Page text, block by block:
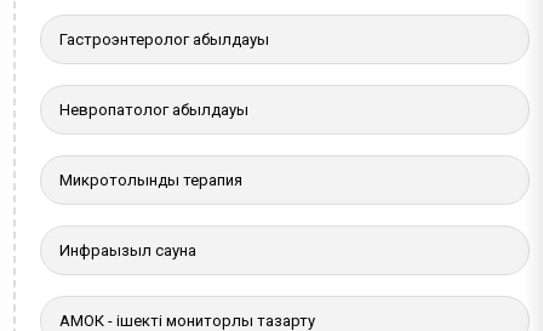
Гастроэнтеролог қабылдауы
Невропатолог қабылдауы
Микротолқынды терапия
Инфрақызыл сауна
АМОК - ішекті мониторлы тазарту